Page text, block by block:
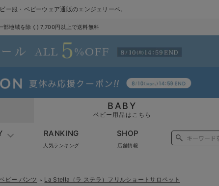
ー服・ベビーウェア通販のエンジェリーベ。
部地域を除く) 7,700円以上で送料無料
BABY
ベビー用品はこちら
RANKING
人気ランキング
SHOP
店舗情報
ビー パンツ ＞ La Stella（ラ ステラ）フリルショートサロペット